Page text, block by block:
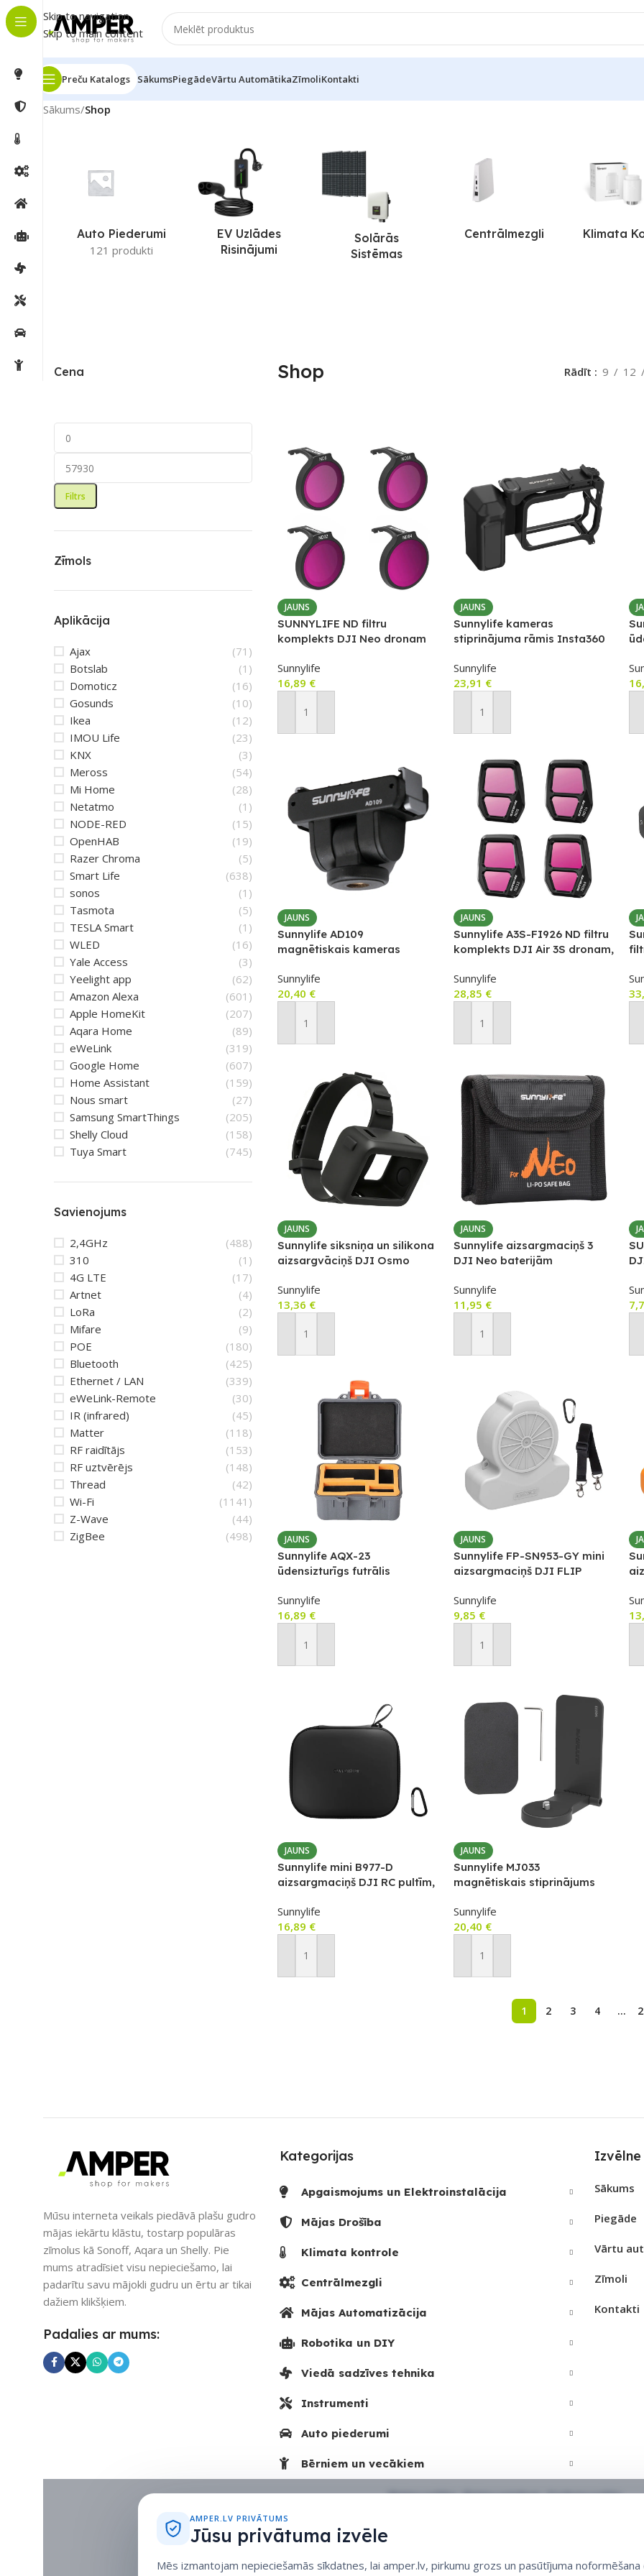
Skip to navigation
Skip to main content
Preču Katalogs SākumsPiegādeVārtu AutomātikaZīmoliKontakti
Sākums/Shop
Auto Piederumi
121 produkti
EV Uzlādes
Risinājumi
Solārās
Sistēmas
Centrālmezgli Klimata
Cena
Filtrs
Zīmols
Aplikācija
Ajax
(71)
Botslab
(1)
Domoticz
(16)
Gosunds
(10)
Ikea
(12)
IMOU Life
(23)
KNX
(3)
Meross
(54)
Mi Home
(28)
Netatmo
(1)
NODE-RED
(15)
OpenHAB
(19)
Razer Chroma
(5)
Smart Life
(638)
sonos
(1)
Tasmota
(5)
TESLA Smart
(1)
WLED
(16)
Yale Access
(3)
Yeelight app
(62)
Amazon Alexa
(601)
Apple HomeKit
(207)
Aqara Home
(89)
eWeLink
(319)
Google Home
(607)
Home Assistant
(159)
Nous smart
(27)
Samsung SmartThings
(205)
Shelly Cloud
(158)
Tuya Smart
(745)
Savienojums
2,4GHz
(488)
310
(1)
4G LTE
(17)
Artnet
(4)
LoRa
(2)
Mifare
(9)
POE
(180)
Bluetooth
(425)
Ethernet / LAN
(339)
eWeLink-Remote
(30)
IR (infrared)
(45)
Matter
(118)
RF raidītājs
(153)
RF uztvērējs
(148)
Thread
(42)
Wi-Fi
(1141)
Z-Wave
(44)
ZigBee
(498)
Shop Rādīt 9 12
JAUNS
SUNNYLIFE ND filtru
komplekts DJI Neo dronam
Sunnylife
16,89 €
Pievienot Grozam
JAUNS
Sunnylife kameras
stiprinājuma rāmis Insta360
Sunnylife
23,91 €
Pievienot Grozam
JAUNS
Sunnylife AD109
magnētiskais kameras
Sunnylife
20,40 €
Pievienot Grozam
JAUNS
Sunnylife A3S-FI926 ND filtru
komplekts DJI Air 3S dronam,
gab.
Sunnylife
28,85 €
Pievienot Grozam
JAUNS
Sunnylife siksniņa un silikona
aizsargvāciņš DJI Osmo
Sunnylife
13,36 €
Pievienot Grozam
JAUNS
Sunnylife aizsargmaciņš 3
DJI Neo baterijām
Sunnylife
11,95 €
Pievienot Grozam
JAUNS
Sunnylife AQX-23
ūdensizturīgs futrālis
Sunnylife
16,89 €
Pievienot Grozam
JAUNS
Sunnylife FP-SN953-GY mini
aizsargmaciņš DJI FLIP
Sunnylife
9,85 €
Pievienot Grozam
JAUNS
Sunnylife mini B977-D
aizsargmaciņš DJI RC pultīm,
Sunnylife
16,89 €
Pievienot Grozam
JAUNS
Sunnylife MJ033
magnētiskais stiprinājums
Ultra kamerām
Sunnylife
20,40 €
Pievienot Grozam
1 2 3 4 …
Mūsu interneta veikals piedāvā plašu gudro
mājas iekārtu klāstu, tostarp populāras
zīmolus kā Sonoff, Aqara un Shelly. Pie
mums atradīsiet visu nepieciešamo, lai
padarītu savu mājokli gudru un ērtu ar tikai
dažiem klikšķiem.
Padalies ar mums:
Kategorijas
Apgaismojums un Elektroinstalācija
Mājas Drošība
Klimata kontrole
Centrālmezgli
Mājas Automatizācija
Robotika un DIY
Viedā sadzīves tehnika
Instrumenti
Auto piederumi
Bērniem un vecākiem
Izvēlne
Sākums
Piegāde
Vārtu
Zīmoli
Kontakti
AMPER.LV PRIVĀTUMS
Jūsu privātuma izvēle
Mēs izmantojam nepieciešamās sīkdatnes, lai amper.lv, pirkumu grozs un pasūtījuma
Sīkdatņu politika• Sīkdatņu iestatījumi •Privātuma politika